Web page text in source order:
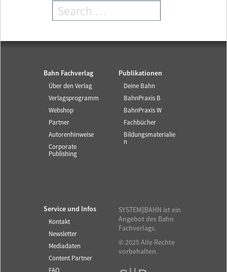
Bahn Fachverlag
Über den Verlag
Verlagsprogramm
Webshop
Partner
Autorenhinweise
Corporate
Publishing
Publikationen
Deine Bahn
BahnPraxis B
BahnPraxis W
Fachbücher
Bildungsmaterialie
n
Service und Infos
Kontakt
Newsletter
Mediadaten
Content Partner
SYSTEM||BAHN ist ein
Angebot des Bahn
Fachverlags.
© 2025 Alle Rechte
vorbehalten.